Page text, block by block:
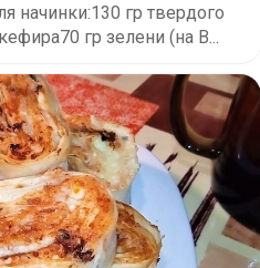
начинки:130 гр твердого
гр зелени (на В...